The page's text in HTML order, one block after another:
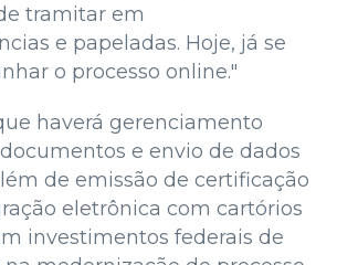
tramitar em
e papeladas. Hoje, já se
o processo online."
haverá gerenciamento
e envio de dados
de emissão de certificação
eletrônica com cartórios
investimentos federais de